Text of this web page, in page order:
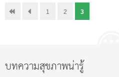
1 2 3
บทความสุขภาพน่ารู้